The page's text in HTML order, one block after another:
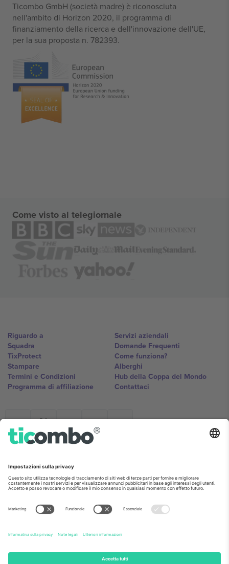
Ticombo GmbH (società madre) è riconosciuta
nell'ambito di Horizon 2020, il programma di
finanziamento della ricerca e dell'innovazione dell'UE,
per la sua proposta n. 782393.
Come visto al telegiornale
Riguardo a
Squadra
TixProtect
Stampare
Termini e Condizioni
Programma di affiliazione
Servizi aziendali
Domande Frequenti
Come funziona?
Alberghi
Hub della Coppa del Mondo
Contattaci
Ticombo Italia
Mimi Balkanska 132, 1540, Sofia,
base alla località, all'evento e/o al dominio. Per i dettagli controlla la
pagina specifica dell'evento, l'impronta e i termini.,